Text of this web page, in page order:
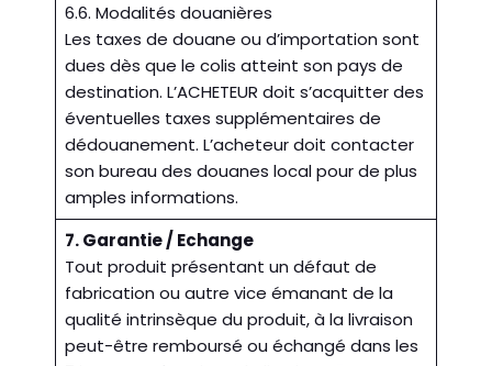
6.6. Modalités douanières
Les taxes de douane ou d’importation sont
dues dès que le colis atteint son pays de
destination. L’ACHETEUR doit s’acquitter des
éventuelles taxes supplémentaires de
dédouanement. L’acheteur doit contacter
son bureau des douanes local pour de plus
amples informations.
7. Garantie / Echange
Tout produit présentant un défaut de
fabrication ou autre vice émanant de la
qualité intrinsèque du produit, à la livraison
peut-être remboursé ou échangé dans les